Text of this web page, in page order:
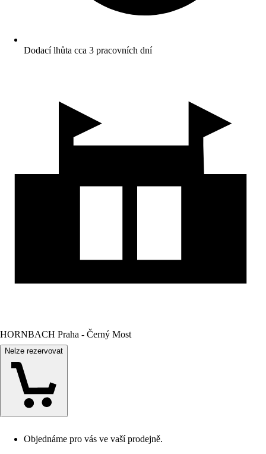
Dodací lhůta cca 3 pracovních dní
HORNBACH Praha - Černý Most
Nelze rezervovat
Objednáme pro vás ve vaší prodejně.